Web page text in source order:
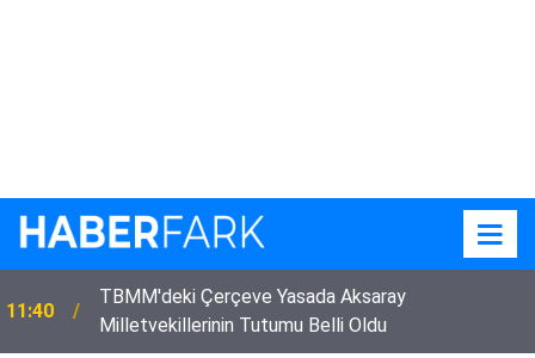
11:40
TBMM'deki Çerçeve Yasada Aksaray
Milletvekillerinin Tutumu Belli Oldu